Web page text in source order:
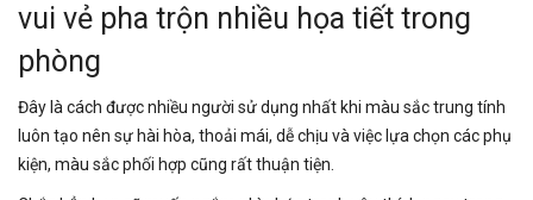
vui vẻ pha trộn nhiều họa tiết trong
phòng
Đây là cách được nhiều người sử dụng nhất khi màu sắc trung tính
luôn tạo nên sự hài hòa, thoải mái, dễ chịu và việc lựa chọn các phụ
kiện, màu sắc phối hợp cũng rất thuận tiện.